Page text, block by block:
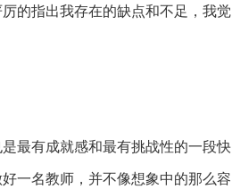
的指出我存在的缺点和不足，我觉
最有成就感和最有挑战性的一段快
一名教师，并不像想象中的那么容